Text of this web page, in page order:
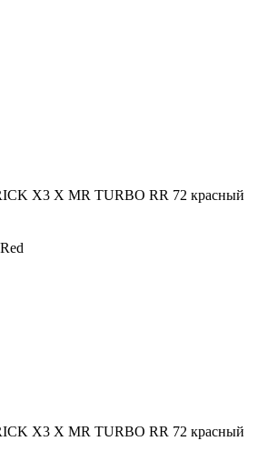
X3 X MR TURBO RR 72 красный
X3 X MR TURBO RR 72 красный